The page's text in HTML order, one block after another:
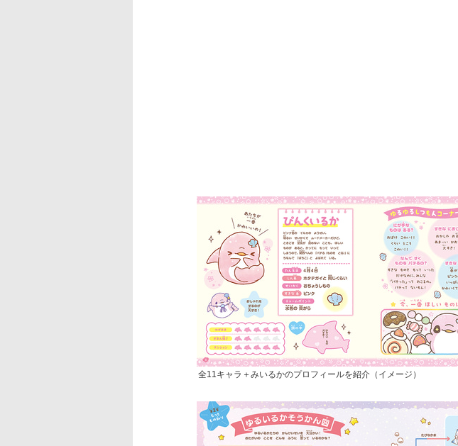
全11キャラ＋みいるかのプロフィールを紹介（イメージ）